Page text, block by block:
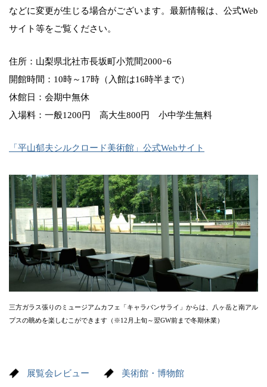
などに変更が生じる場合がございます。最新情報は、公式Web
サイト等をご覧ください。
住所：山梨県北社市長坂町小荒間2000ｰ6
開館時間：10時～17時（入館は16時半まで）
休館日：会期中無休
入場料：一般1200円 高大生800円 小中学生無料
「平山郁夫シルクロード美術館」公式Webサイト
三方ガラス張りのミュージアムカフェ「キャラバンサライ」からは、八ヶ岳と南アル
プスの眺めを楽しむこができます（※12月上旬～翌GW前まで冬期休業）
展覧会レビュー 美術館・博物館